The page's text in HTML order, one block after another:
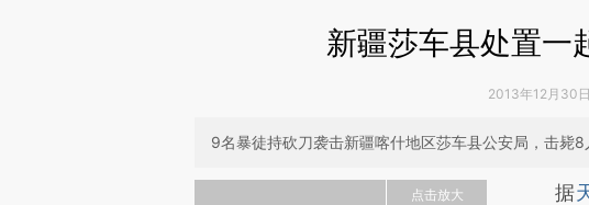
新疆莎车县处置一
2013年12月30
9名暴徒持砍刀袭击新疆喀什地区莎车县公安局，击毙8
点击放大
请务
据